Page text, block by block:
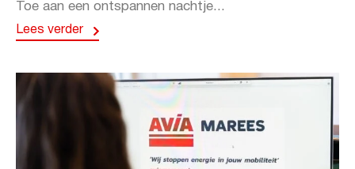
Toe aan een ontspannen nachtje...
Lees verder